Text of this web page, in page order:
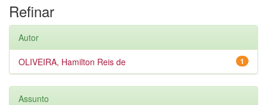
Refinar
Autor
1
OLIVEIRA, Hamilton Reis de
Assunto